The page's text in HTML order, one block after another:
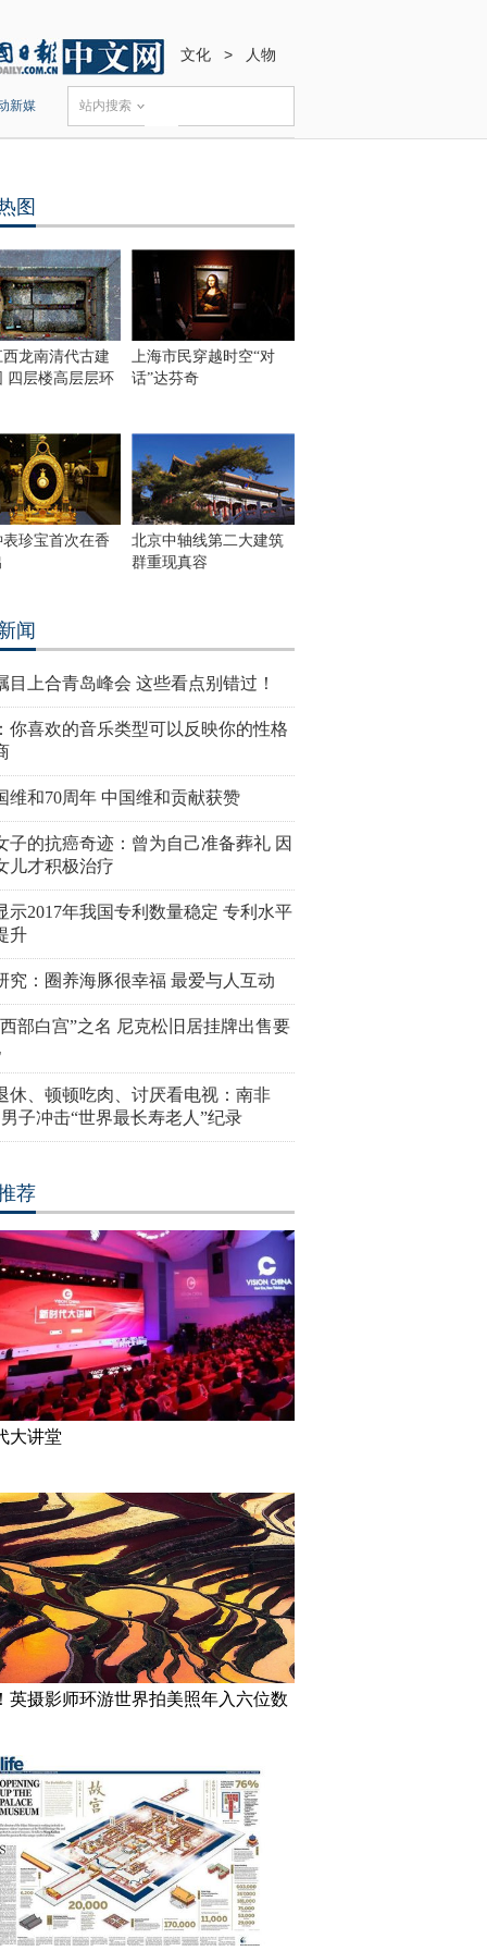
文化 > 人物
新媒 站内搜索
图
龙南清代古建
四层楼高层层环
上海市民穿越时空“对
话”达芬奇
珍宝首次在香
北京中轴线第二大建筑
群重现真容
闻
目上合青岛峰会 这些看点别错过！
你喜欢的音乐类型可以反映你的性格
维和70周年 中国维和贡献获赞
子的抗癌奇迹：曾为自己准备葬礼 因
儿才积极治疗
示2017年我国专利数量稳定 专利水平
升
究：圈养海豚很幸福 最爱与人互动
部白宫”之名 尼克松旧居挂牌出售要
休、顿顿吃肉、讨厌看电视：南非
子冲击“世界最长寿老人”纪录
荐
大讲堂
英摄影师环游世界拍美照年入六位数